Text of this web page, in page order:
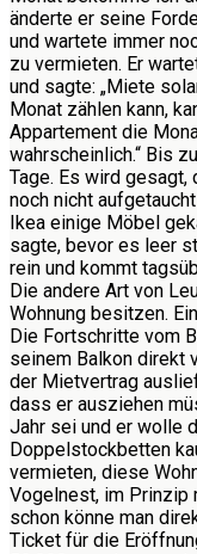
änderte er seine
und wartete immer
zu vermieten. Er
und sagte: „Miete
Monat zählen kann,
Appartement die
wahrscheinlich.“ Bis
Tage. Es wird
noch nicht
Ikea einige Möbel
sagte, bevor es leer
rein und kommt
Die andere Art von
Wohnung besitzen.
Die Fortschritte vom
seinem Balkon direkt
der Mietvertrag
dass er ausziehen
Jahr sei und er wolle
Doppelstockbetten
vermieten, diese
Vogelnest, im Prinzip
schon könne man
Ticket für die